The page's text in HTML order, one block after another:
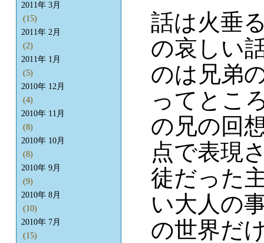
話は火垂
の哀しい
のは兄弟
ってとこ
の兄の回
点で表現
徒だった
い大人の
の世界だ
2011年 3月
(15)
2011年 2月
(2)
2011年 1月
(5)
2010年 12月
(4)
2010年 11月
(8)
2010年 10月
(8)
2010年 9月
(9)
2010年 8月
(10)
2010年 7月
(15)